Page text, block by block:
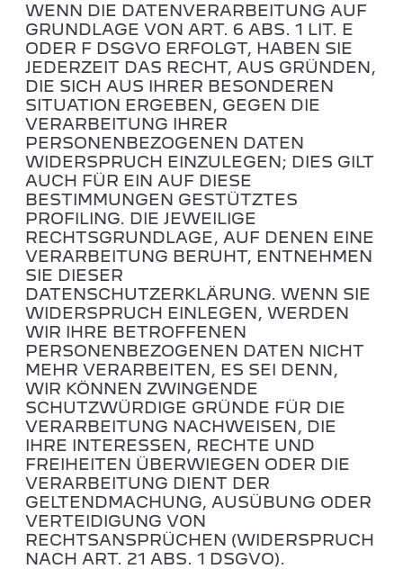
WENN DIE DATENVERARBEITUNG AUF
GRUNDLAGE VON ART. 6 ABS. 1 LIT. E
ODER F DSGVO ERFOLGT, HABEN SIE
JEDERZEIT DAS RECHT, AUS GRÜNDEN,
DIE SICH AUS IHRER BESONDEREN
SITUATION ERGEBEN, GEGEN DIE
VERARBEITUNG IHRER
PERSONENBEZOGENEN DATEN
WIDERSPRUCH EINZULEGEN; DIES GILT
AUCH FÜR EIN AUF DIESE
BESTIMMUNGEN GESTÜTZTES
PROFILING. DIE JEWEILIGE
RECHTSGRUNDLAGE, AUF DENEN EINE
VERARBEITUNG BERUHT, ENTNEHMEN
SIE DIESER
DATENSCHUTZERKLÄRUNG. WENN SIE
WIDERSPRUCH EINLEGEN, WERDEN
WIR IHRE BETROFFENEN
PERSONENBEZOGENEN DATEN NICHT
MEHR VERARBEITEN, ES SEI DENN,
WIR KÖNNEN ZWINGENDE
SCHUTZWÜRDIGE GRÜNDE FÜR DIE
VERARBEITUNG NACHWEISEN, DIE
IHRE INTERESSEN, RECHTE UND
FREIHEITEN ÜBERWIEGEN ODER DIE
VERARBEITUNG DIENT DER
GELTENDMACHUNG, AUSÜBUNG ODER
VERTEIDIGUNG VON
RECHTSANSPRÜCHEN (WIDERSPRUCH
NACH ART. 21 ABS. 1 DSGVO).